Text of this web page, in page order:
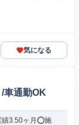
気になる
車通勤OK
績3.50ヶ月⭕施